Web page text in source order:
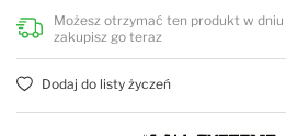
Możesz otrzymać ten produkt w dniu
zakupisz go teraz
Dodaj do listy życzeń